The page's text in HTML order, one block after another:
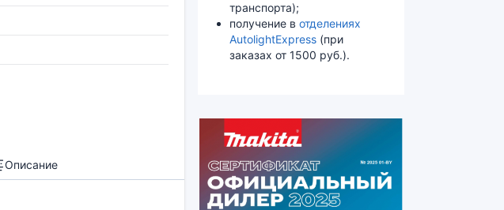
Описание
транспорта);
получение в отделениях
AutolightExpress (при
заказах от 1500 руб.).